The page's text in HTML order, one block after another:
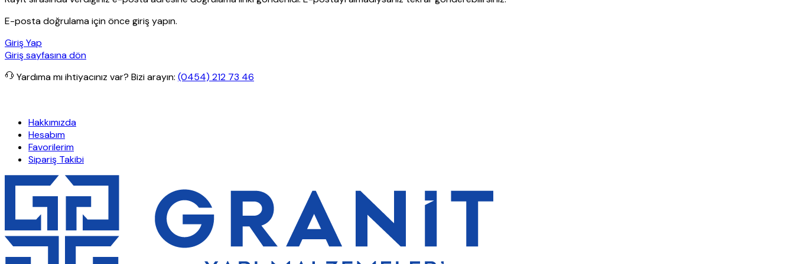
E-posta doğrulama için önce giriş yapın.
Giriş Yap
Giriş sayfasına dön
Yardıma mı ihtiyacınız var? Bizi arayın: (0454) 212 73 46
Hakkımızda
Hesabım
Favorilerim
Sipariş Takibi